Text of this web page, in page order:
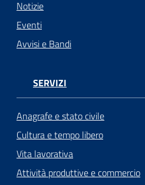
Notizie
Eventi
Avvisi e Bandi
SERVIZI
Anagrafe e stato civile
Cultura e tempo libero
Vita lavorativa
Attività produttive e commercio